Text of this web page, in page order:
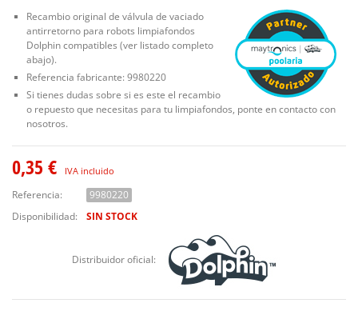
Recambio original de válvula de vaciado
antirretorno para robots limpiafondos
Dolphin compatibles (ver listado completo
abajo).
Referencia fabricante: 9980220
Si tienes dudas sobre si es este el recambio
o repuesto que necesitas para tu limpiafondos, ponte en contacto con
nosotros.
0,35 € IVA incluido
Referencia:
9980220
Disponibilidad:
SIN STOCK
Distribuidor oficial: